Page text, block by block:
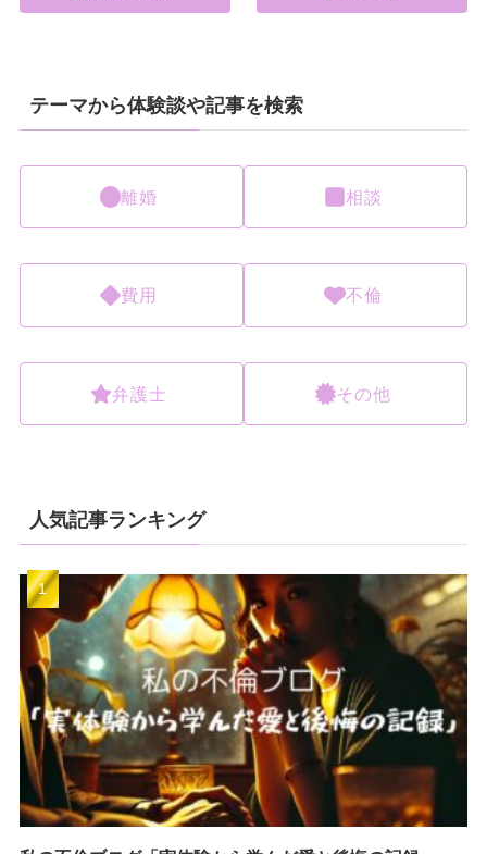
テーマから体験談や記事を検索
離婚 相談
費用 不倫
弁護士 その他
人気記事ランキング